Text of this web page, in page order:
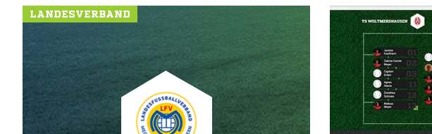
LANDESVERBAND